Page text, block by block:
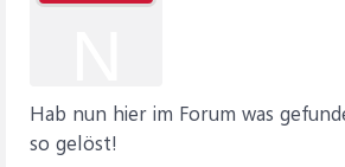
Hab nun hier im Forum was
so gelöst!